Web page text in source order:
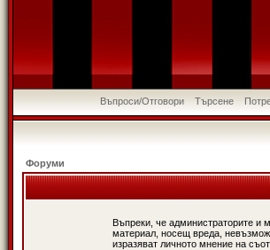
Въпроси/Отговори Търсене
Форуми
Въпреки, че администраторите и
материал, носещ вреда,
изразяват личното мнение на